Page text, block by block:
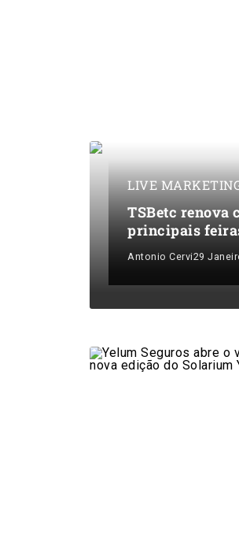
LIVE
TSBetc renova
principais
Antonio Cervi29